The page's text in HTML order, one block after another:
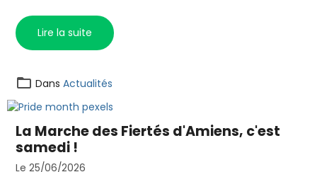
Lire la suite
Dans Actualités
La Marche des Fiertés d'Amiens, c'est
samedi !
Le 25/06/2026